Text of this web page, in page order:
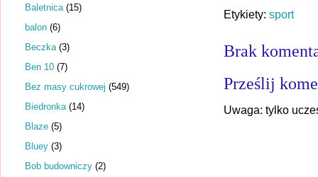
Etykiety: sport
Brak
Prześlij
Uwaga: tylko
Baletnica (15)
balon (6)
Beczka (3)
Ben 10 (7)
Bez masy cukrowej (549)
Biedronka (14)
Blaze (5)
Bluey (3)
Bob budowniczy (2)